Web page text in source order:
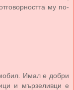
му по-
Имал е добри
и мързеливци е